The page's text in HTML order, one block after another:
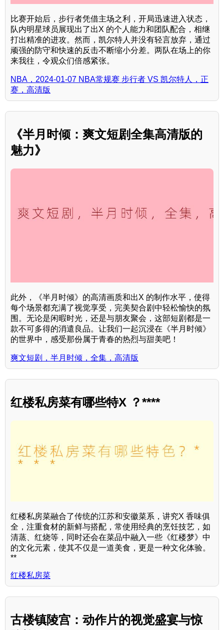
比赛开始后，步行者凭借主场之利，开局迅速进入状态，
队内明星球员展现出了出X 的个人能力和团队配合，相继
打出精准的进攻。然而，凯尔特人并没有轻言放弃，通过
顽强的防守和快速的反击不断缩小分差。两队在场上的你
来我往，令观众们倍感紧张。
NBA，2024-01-07 NBA常规赛 步行者 VS 凯尔特人，正
赛，高清版
《半月时倾：爽文短剧全集高清版的
魅力》
此外，《半月时倾》的高清画质和出X 的制作水平，使得
每个场景都充满了视觉享受，完美契合剧中轻松愉快的氛
围。无论是闲暇时光，还是与朋友聚会，这部短剧都是一
款不可多得的消遣良品。让我们一起沉浸在《半月时倾》
的世界中，感受那份属于青春的热烈与甜美吧！
爽文短剧，半月时倾，全集，高清版
红楼私房菜有哪些特X ？****
红楼私房菜融合了传统的江苏和安徽菜系，讲究X 香味俱
全，注重食材的新鲜与搭配，常使用经典的烹饪技艺，如
清蒸、红烧等，同时还会在菜品中融入一些《红楼梦》中
的文化元素，使其不仅是一道美食，更是一种文化体验。
**
红楼私房菜
古楼镇陵宫：动作片的视觉盛宴与惊